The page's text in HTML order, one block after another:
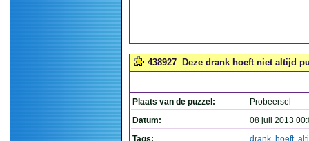
438927 Deze drank hoeft niet altijd
Plaats van de puzzel:
Probeersel
Datum:
08 juli 2013
Tags:
drank, hoeft,